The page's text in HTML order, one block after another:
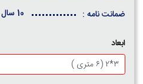
ضمانت نامه :
10 سال ضمانت کیفی / 30 روز بازگشت
ابعاد